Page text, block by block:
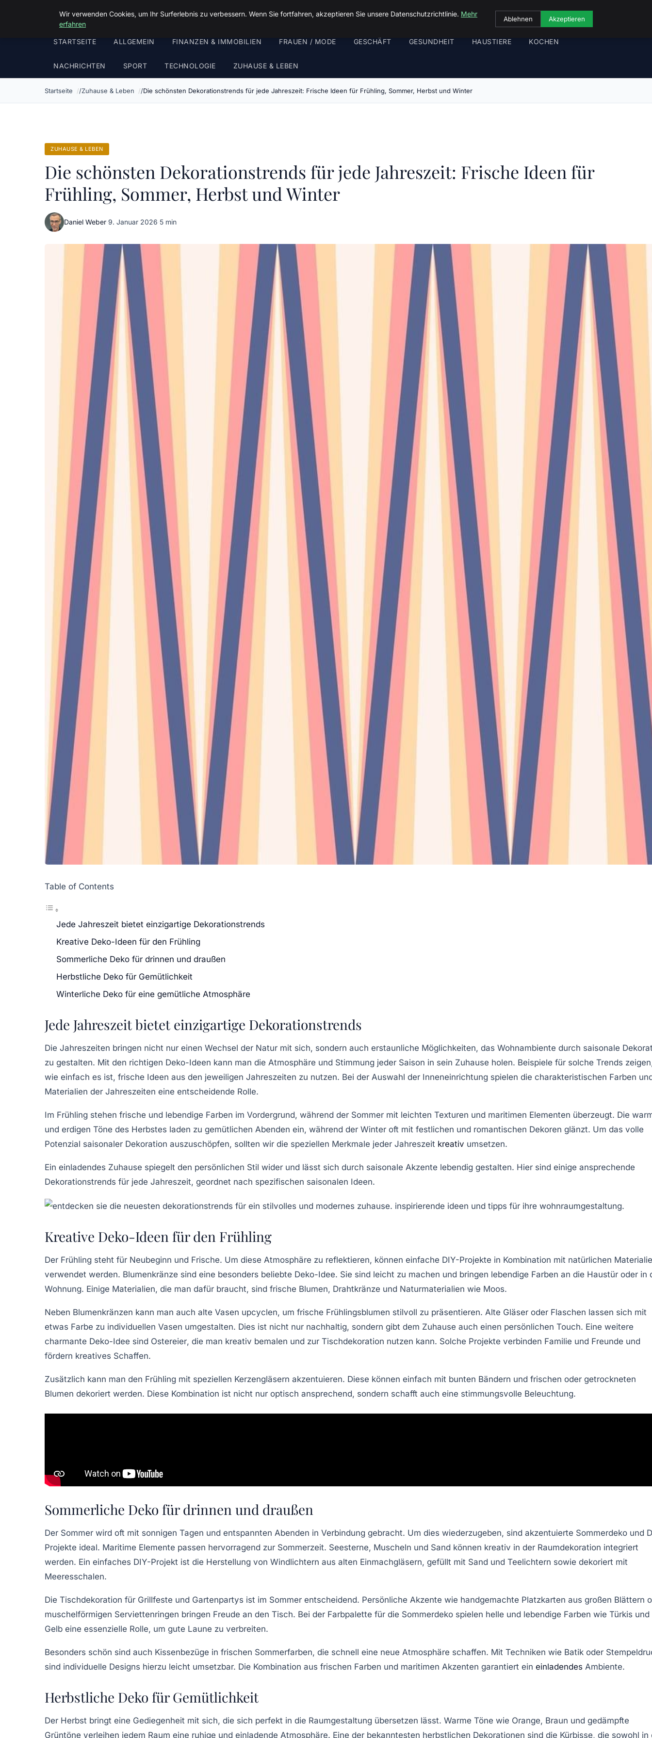
Malzminden
STARTSEITE ALLGEMEIN FINANZEN & IMMOBILIEN FRAUEN / MODE GESCHÄFT GESUNDHEIT HAUSTIERE KOCHEN
NACHRICHTEN SPORT TECHNOLOGIE ZUHAUSE & LEBEN
Startseite Zuhause & Leben Die schönsten Dekorationstrends für jede Jahreszeit: Frische Ideen für Frühling, Sommer, Herbst und Winter
ZUHAUSE & LEBEN
Die schönsten Dekorationstrends für jede Jahreszeit: Frische Ideen für
Frühling, Sommer, Herbst und Winter
Daniel Weber·9. Januar 2026·5 min
Table of Contents
Jede Jahreszeit bietet einzigartige Dekorationstrends
Kreative Deko-Ideen für den Frühling
Sommerliche Deko für drinnen und draußen
Herbstliche Deko für Gemütlichkeit
Winterliche Deko für eine gemütliche Atmosphäre
Jede Jahreszeit bietet einzigartige Dekorationstrends
Die Jahreszeiten bringen nicht nur einen Wechsel der Natur mit sich, sondern auch erstaunliche Möglichkeiten, das Wohnambiente durch saisonale
zu gestalten. Mit den richtigen Deko-Ideen kann man die Atmosphäre und Stimmung jeder Saison in sein Zuhause holen. Beispiele für solche Trends
wie einfach es ist, frische Ideen aus den jeweiligen Jahreszeiten zu nutzen. Bei der Auswahl der Inneneinrichtung spielen die charakteristischen Farben
Materialien der Jahreszeiten eine entscheidende Rolle.
Im Frühling stehen frische und lebendige Farben im Vordergrund, während der Sommer mit leichten Texturen und maritimen Elementen überzeugt. Die
und erdigen Töne des Herbstes laden zu gemütlichen Abenden ein, während der Winter oft mit festlichen und romantischen Dekoren glänzt. Um das volle
Potenzial saisonaler Dekoration auszuschöpfen, sollten wir die speziellen Merkmale jeder Jahreszeit kreativ umsetzen.
Ein einladendes Zuhause spiegelt den persönlichen Stil wider und lässt sich durch saisonale Akzente lebendig gestalten. Hier sind einige ansprechende
Dekorationstrends für jede Jahreszeit, geordnet nach spezifischen saisonalen Ideen.
Kreative Deko-Ideen für den Frühling
Der Frühling steht für Neubeginn und Frische. Um diese Atmosphäre zu reflektieren, können einfache DIY-Projekte in Kombination mit natürlichen
verwendet werden. Blumenkränze sind eine besonders beliebte Deko-Idee. Sie sind leicht zu machen und bringen lebendige Farben an die Haustür oder in
Wohnung. Einige Materialien, die man dafür braucht, sind frische Blumen, Drahtkränze und Naturmaterialien wie Moos.
Neben Blumenkränzen kann man auch alte Vasen upcyclen, um frische Frühlingsblumen stilvoll zu präsentieren. Alte Gläser oder Flaschen lassen sich mit
etwas Farbe zu individuellen Vasen umgestalten. Dies ist nicht nur nachhaltig, sondern gibt dem Zuhause auch einen persönlichen Touch. Eine weitere
charmante Deko-Idee sind Ostereier, die man kreativ bemalen und zur Tischdekoration nutzen kann. Solche Projekte verbinden Familie und Freunde und
fördern kreatives Schaffen.
Zusätzlich kann man den Frühling mit speziellen Kerzengläsern akzentuieren. Diese können einfach mit bunten Bändern und frischen oder getrockneten
Blumen dekoriert werden. Diese Kombination ist nicht nur optisch ansprechend, sondern schafft auch eine stimmungsvolle Beleuchtung.
Sommerliche Deko für drinnen und draußen
Der Sommer wird oft mit sonnigen Tagen und entspannten Abenden in Verbindung gebracht. Um dies wiederzugeben, sind akzentuierte Sommerdeko und
Projekte ideal. Maritime Elemente passen hervorragend zur Sommerzeit. Seesterne, Muscheln und Sand können kreativ in der Raumdekoration integriert
werden. Ein einfaches DIY-Projekt ist die Herstellung von Windlichtern aus alten Einmachgläsern, gefüllt mit Sand und Teelichtern sowie dekoriert mit
Meeresschalen.
Die Tischdekoration für Grillfeste und Gartenpartys ist im Sommer entscheidend. Persönliche Akzente wie handgemachte Platzkarten aus großen Blättern
muschelförmigen Serviettenringen bringen Freude an den Tisch. Bei der Farbpalette für die Sommerdeko spielen helle und lebendige Farben wie Türkis und
Gelb eine essenzielle Rolle, um gute Laune zu verbreiten.
Besonders schön sind auch Kissenbezüge in frischen Sommerfarben, die schnell eine neue Atmosphäre schaffen. Mit Techniken wie Batik oder
sind individuelle Designs hierzu leicht umsetzbar. Die Kombination aus frischen Farben und maritimen Akzenten garantiert ein einladendes Ambiente.
Herbstliche Deko für Gemütlichkeit
Der Herbst bringt eine Gediegenheit mit sich, die sich perfekt in die Raumgestaltung übersetzen lässt. Warme Töne wie Orange, Braun und gedämpfte
Grüntöne verleihen jedem Raum eine ruhige und einladende Atmosphäre. Eine der bekanntesten herbstlichen Dekorationen sind die Kürbisse, die sowohl in
Wir verwenden Cookies, um Ihr Surferlebnis zu verbessern. Wenn Sie fortfahren, akzeptieren Sie unsere Datenschutzrichtlinie. Mehr
erfahren
Ablehnen Akzeptieren